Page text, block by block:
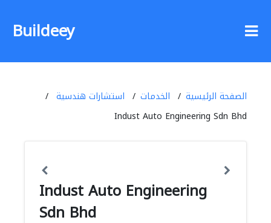
Buildeey
الصفحة الرئيسية الخدمات
استشارات هندسية
Indust Auto Engineering Sdn Bhd
Indust Auto Engineering
Sdn Bhd